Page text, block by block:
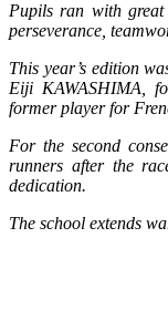
Pupils ran with great
perseverance,
This year’s edition
Eiji KAWASHIMA,
former player for
For the second
runners after the
dedication.
The school extends